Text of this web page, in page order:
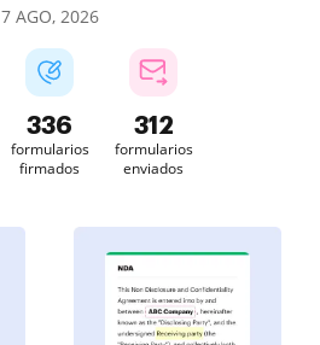
7 AGO, 2026
336
formularios
firmados
312
formularios
enviados